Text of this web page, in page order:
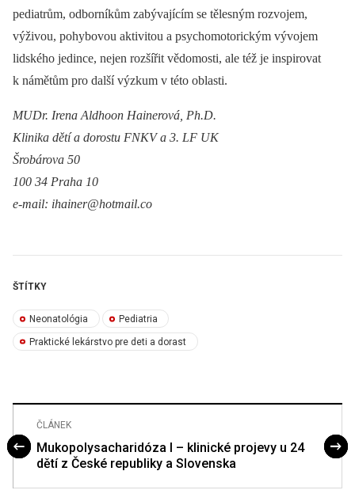
pediatrům, odborníkům zabývajícím se tělesným rozvojem,
výživou, pohybovou aktivitou a psychomotorickým vývojem
lidského jedince, nejen rozšířit vědomosti, ale též je inspirovat
k námětům pro další výzkum v této oblasti.
MUDr. Irena Aldhoon Hainerová, Ph.D.
Klinika dětí a dorostu FNKV a 3. LF UK
Šrobárova 50
100 34 Praha 10
e-mail: ihainer@hotmail.co
ŠTÍTKY
Neonatológia Pediatria
Praktické lekárstvo pre deti a dorast
ČLÁNEK
Mukopolysacharidóza I – klinické projevy u 24
dětí z České republiky a Slovenska